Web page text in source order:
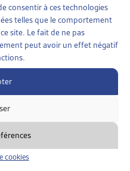
consentir à ces technologies
telles que le comportement
site. Le fait de ne pas
peut avoir un effet négatif
cookies
SUR LES PERMIS
de nombreux
les révisions
matière [...]